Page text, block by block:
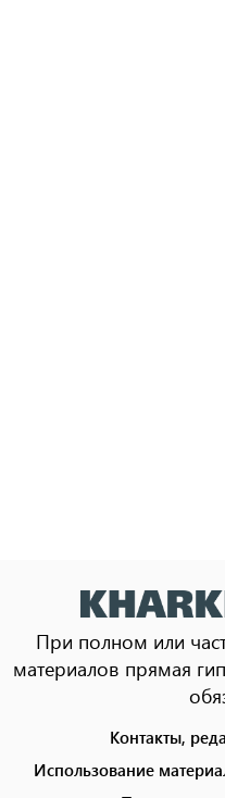
При полном или
материалов прямая
menu
Контакты,
Использование